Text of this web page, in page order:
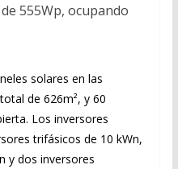
555Wp, ocupando
solares en las
de 626m², y 60
Los inversores
trifásicos de 10 kWn,
y dos inversores